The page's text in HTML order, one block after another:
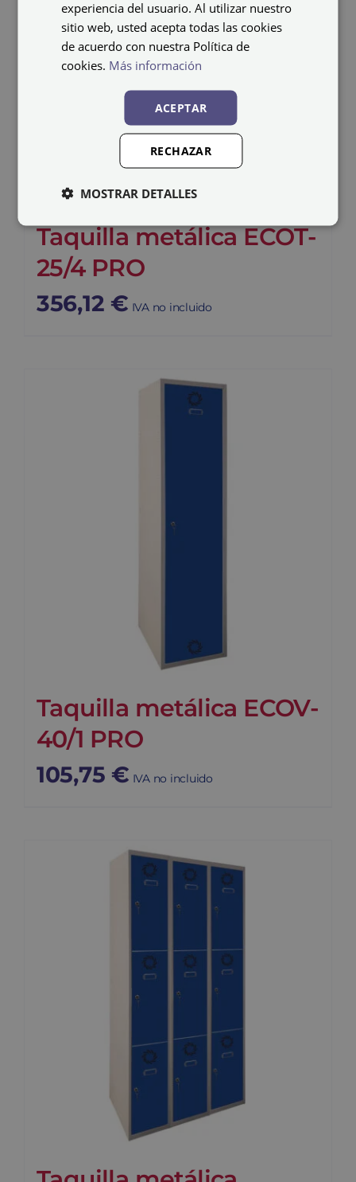
Taquilla metálica ECOT-
25/4 PRO
356,12 € IVA no incluido
Taquilla metálica ECOV-
40/1 PRO
105,75 € IVA no incluido
experiencia del usuario. Al utilizar nuestro
sitio web, usted acepta todas las cookies
de acuerdo con nuestra Política de
cookies. Más información
ACEPTAR
RECHAZAR
MOSTRAR DETALLES